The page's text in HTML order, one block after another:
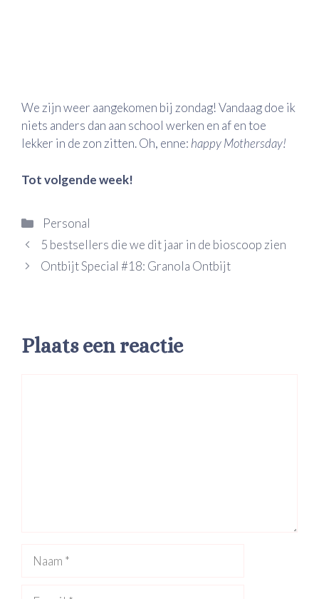
We zijn weer aangekomen bij zondag! Vandaag doe ik
niets anders dan aan school werken en af en toe
lekker in de zon zitten. Oh, enne: happy Mothersday!
Tot volgende week!
Categorieën
Personal
5 bestsellers die we dit jaar in de bioscoop zien
Ontbijt Special #18: Granola Ontbijt
Plaats een reactie